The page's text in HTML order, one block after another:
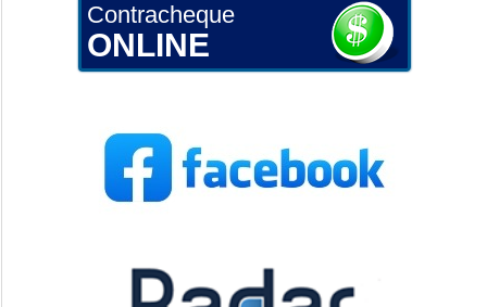
Contracheque
ONLINE